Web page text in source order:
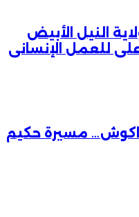
النيل الأبيض
للعمل الإنسانى
مسيرة حكيم